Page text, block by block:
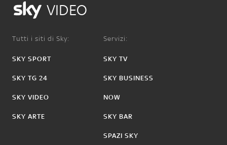
VIDEO
Tutti i siti di Sky:
SKY SPORT
SKY TG 24
SKY VIDEO
SKY ARTE
Servizi:
SKY TV
SKY BUSINESS
NOW
SKY BAR
SPAZI SKY